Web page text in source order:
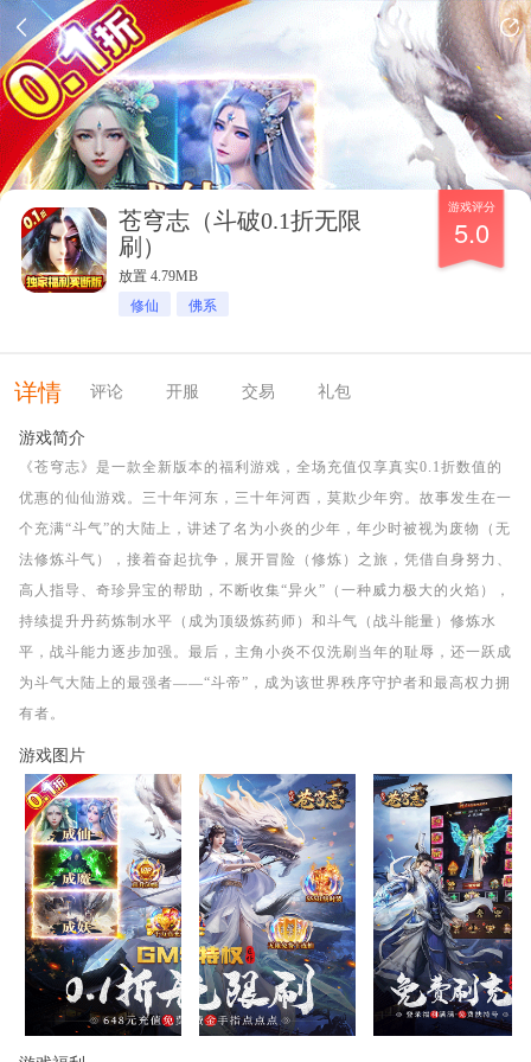
苍穹志（斗破0.1折无限
刷）
放置 4.79MB
修仙 佛系
游戏评分
5.0
详情 评论 开服 交易 礼包
游戏简介
《苍穹志》是一款全新版本的福利游戏，全场充值仅享真实0.1折数值的
优惠的仙仙游戏。三十年河东，三十年河西，莫欺少年穷。故事发生在一
个充满“斗气”的大陆上，讲述了名为小炎的少年，年少时被视为废物（无
法修炼斗气），接着奋起抗争，展开冒险（修炼）之旅，凭借自身努力、
高人指导、奇珍异宝的帮助，不断收集“异火”（一种威力极大的火焰），
持续提升丹药炼制水平（成为顶级炼药师）和斗气（战斗能量）修炼水
平，战斗能力逐步加强。最后，主角小炎不仅洗刷当年的耻辱，还一跃成
为斗气大陆上的最强者——“斗帝”，成为该世界秩序守护者和最高权力拥
有者。
游戏图片